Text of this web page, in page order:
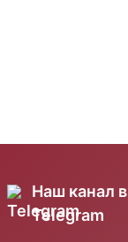
Наш канал в
Telegram